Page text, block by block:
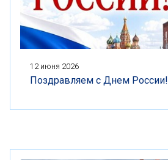
12 июня 2026
Поздравляем с Днем России!